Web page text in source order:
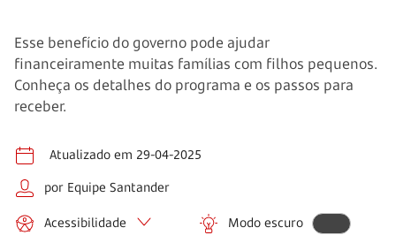
Esse benefício do governo pode ajudar
financeiramente muitas famílias com filhos pequenos.
Conheça os detalhes do programa e os passos para
receber.
Atualizado em 29-04-2025
por Equipe Santander
Acessibilidade Modo escuro